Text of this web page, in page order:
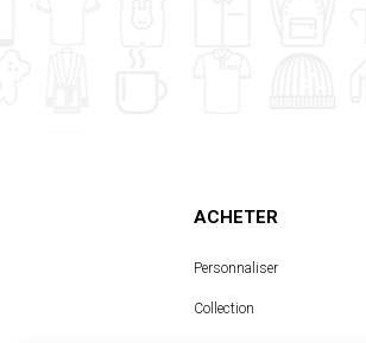
ACHETER
Personnaliser
Collection